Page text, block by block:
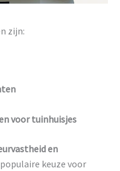
zijn:
voor tuinhuisjes
en
keuze voor